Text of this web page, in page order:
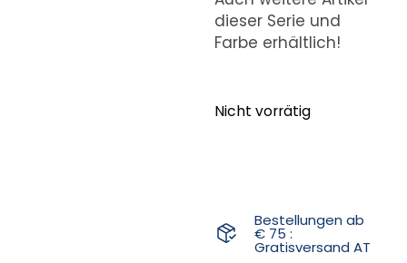
dieser Serie und
Farbe erhältlich!
Nicht vorrätig
Bestellungen ab
€ 75 :
Gratisversand AT